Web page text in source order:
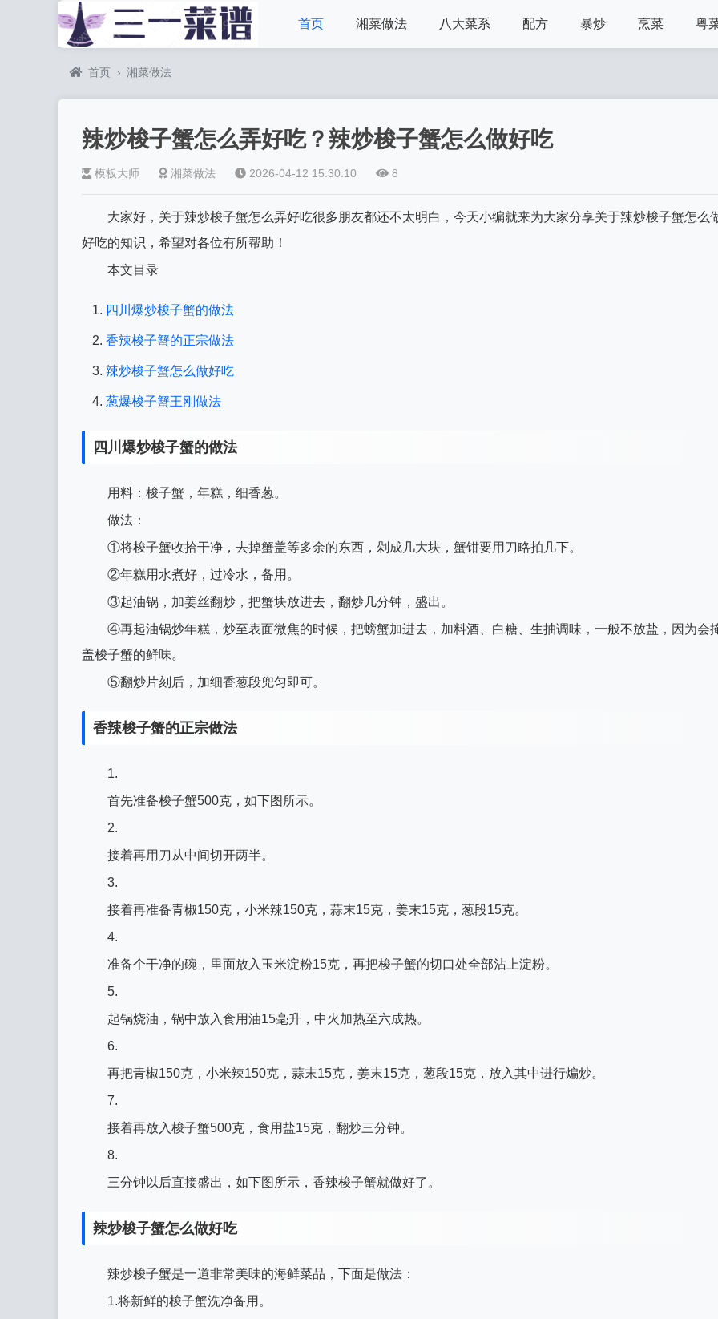
首页 湘菜做法 八大菜系 配方 暴炒 烹菜 粤
首页 › 湘菜做法
辣炒梭子蟹怎么弄好吃？辣炒梭子蟹怎么做好吃
模板大师 湘菜做法 2026-04-12 15:30:10 8
大家好，关于辣炒梭子蟹怎么弄好吃很多朋友都还不太明白，今天小编就来为大家分享关于辣炒梭子蟹怎么
好吃的知识，希望对各位有所帮助！
本文目录
四川爆炒梭子蟹的做法
香辣梭子蟹的正宗做法
辣炒梭子蟹怎么做好吃
葱爆梭子蟹王刚做法
四川爆炒梭子蟹的做法
用料：梭子蟹，年糕，细香葱。
做法：
①将梭子蟹收拾干净，去掉蟹盖等多余的东西，剁成几大块，蟹钳要用刀略拍几下。
②年糕用水煮好，过冷水，备用。
③起油锅，加姜丝翻炒，把蟹块放进去，翻炒几分钟，盛出。
④再起油锅炒年糕，炒至表面微焦的时候，把螃蟹加进去，加料酒、白糖、生抽调味，一般不放盐，因为会
盖梭子蟹的鲜味。
⑤翻炒片刻后，加细香葱段兜匀即可。
香辣梭子蟹的正宗做法
1.
首先准备梭子蟹500克，如下图所示。
2.
接着再用刀从中间切开两半。
3.
接着再准备青椒150克，小米辣150克，蒜末15克，姜末15克，葱段15克。
4.
准备个干净的碗，里面放入玉米淀粉15克，再把梭子蟹的切口处全部沾上淀粉。
5.
起锅烧油，锅中放入食用油15毫升，中火加热至六成热。
6.
再把青椒150克，小米辣150克，蒜末15克，姜末15克，葱段15克，放入其中进行煸炒。
7.
接着再放入梭子蟹500克，食用盐15克，翻炒三分钟。
8.
三分钟以后直接盛出，如下图所示，香辣梭子蟹就做好了。
辣炒梭子蟹怎么做好吃
辣炒梭子蟹是一道非常美味的海鲜菜品，下面是做法：
1.将新鲜的梭子蟹洗净备用。